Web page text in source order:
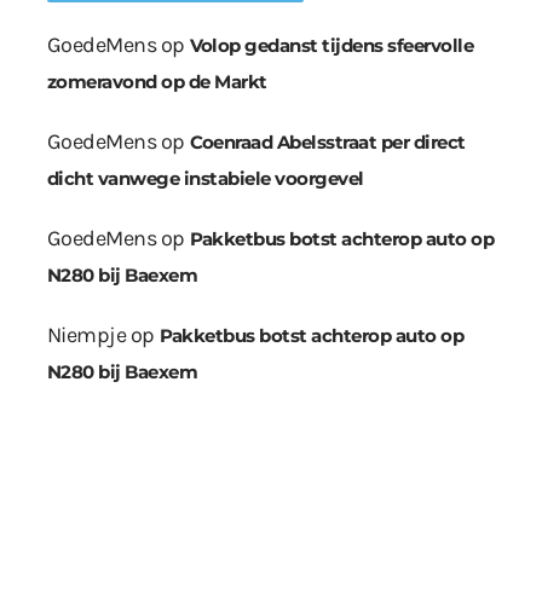
GoedeMensop Volop gedanst tijdens sfeervolle
zomeravond op de Markt
GoedeMensop Coenraad Abelsstraat per direct
dicht vanwege instabiele voorgevel
GoedeMensop Pakketbus botst achterop auto op
N280 bij Baexem
Niempjeop Pakketbus botst achterop auto op
N280 bij Baexem